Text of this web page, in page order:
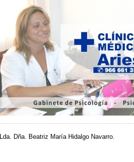
Lda. Dña. Beatriz María Hidalgo Navarro.